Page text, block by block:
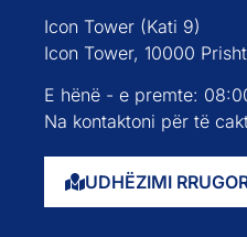
Icon Tower (Kati 9)
Icon Tower, 10000
E hënë - e premte:
Na kontaktoni për të
UDHËZIMI